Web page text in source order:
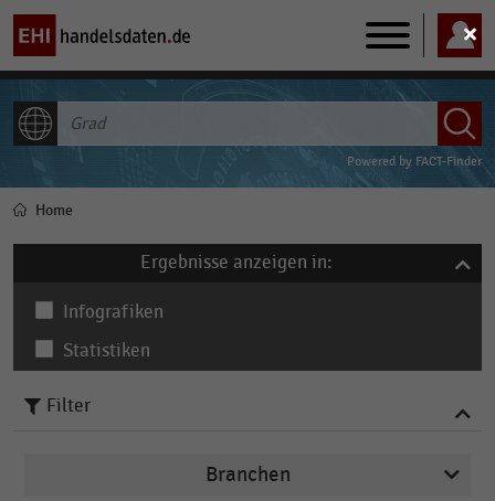
Main
navigation
Powered by FACT-Finder
Pfadnavigation
Home
Ergebnisse anzeigen in:
Infografiken
Statistiken
Filter
Branchen